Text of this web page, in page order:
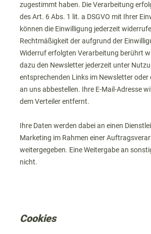
zugestimmt haben. Die Verarbeitung
des Art. 6 Abs. 1 lit. a DSGVO mit Ihrer
können die Einwilligung jederzeit
Rechtmäßigkeit der aufgrund der
Widerruf erfolgten Verarbeitung berührt
dazu den Newsletter jederzeit unter
entsprechenden Links im Newsletter
an uns abbestellen. Ihre E-Mail-Adresse
dem Verteiler entfernt.
Ihre Daten werden dabei an einen
Marketing im Rahmen einer
weitergegeben. Eine Weitergabe an
nicht.
Cookies